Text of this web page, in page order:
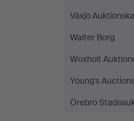
Växjö
Walter Borg
Woxholt
Young's
Örebro